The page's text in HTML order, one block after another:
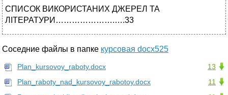
СПИСОК ВИКОРИСТАНИХ ДЖЕРЕЛ ТА
ЛІТЕРАТУРИ………………….….33
Соседние файлы в папке курсовая docx525
13
Plan_kursovoy_raboty.docx
11
Plan_raboty_nad_kursovoy_rabotoy.docx